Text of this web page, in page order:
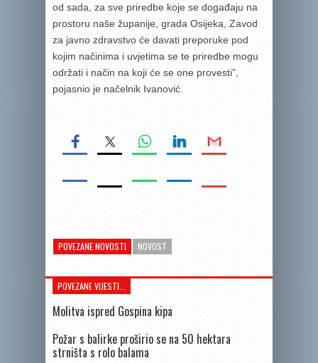
od sada, za sve priredbe koje se događaju na
prostoru naše županije, grada Osijeka, Zavod
za javno zdravstvo će davati preporuke pod
kojim načinima i uvjetima se te priredbe mogu
održati i način na koji će se one provesti”,
pojasnio je načelnik Ivanović.
POVEZANE NOVOSTI NOVOST
POVEZANE VIJESTI...
Molitva ispred Gospina kipa
Požar s balirke proširio se na 50 hektara
strništa s rolo balama